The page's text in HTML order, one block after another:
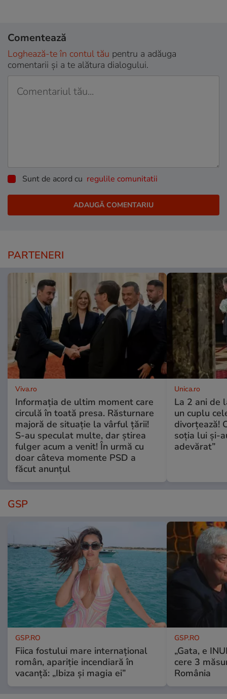
Comentează
Loghează-te în contul tău pentru a adăuga
comentarii și a te alătura dialogului.
Sunt de acord cu regulile comunitatii
PARTENERI
Viva.ro
Informația de ultim moment care
circulă în toată presa. Răsturnare
majoră de situație la vârful țării!
S-au speculat multe, dar știrea
fulger acum a venit! În urmă cu
doar câteva momente PSD a
făcut anunțul
Unica.ro
La 2 ani de
un cuplu
divorțează!
soția lui și-
adevărat”
GSP
GSP.RO
Fiica fostului mare internațional
român, apariție incendiară în
vacanță: „Ibiza și magia ei”
GSP.RO
„Gata, e
cere 3
România